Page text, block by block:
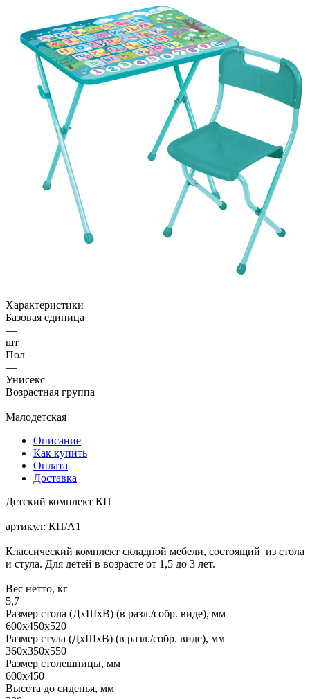
Характеристики
Базовая единица
—
шт
Пол
—
Унисекс
Возрастная группа
—
Малодетская
Описание
Как купить
Оплата
Доставка
Детский комплект КП
артикул: КП/А1
Классический комплект складной мебели, состоящий из стола
и стула. Для детей в возрасте от 1,5 до 3 лет.
Вес нетто, кг
5,7
Размер стола (ДхШхВ) (в разл./собр. виде), мм
600х450х520
Размер стула (ДхШхВ) (в разл./собр. виде), мм
360х350х550
Размер столешницы, мм
600х450
Высота до сиденья, мм